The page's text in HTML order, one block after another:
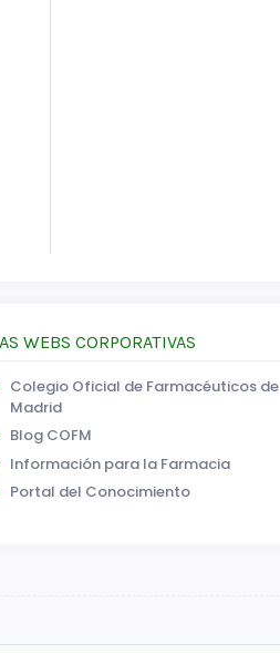
WEBS CORPORATIVAS
Colegio Oficial de Farmacéuticos de
Madrid
Blog COFM
Información para la Farmacia
Portal del Conocimiento